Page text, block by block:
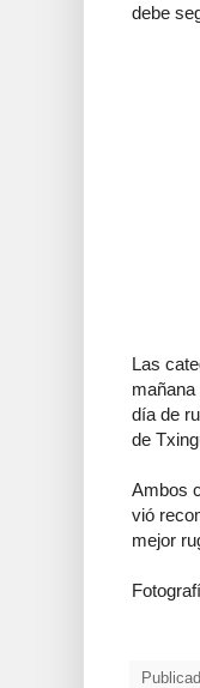
debe
Las
día de
de
Ambos
vió
mejor